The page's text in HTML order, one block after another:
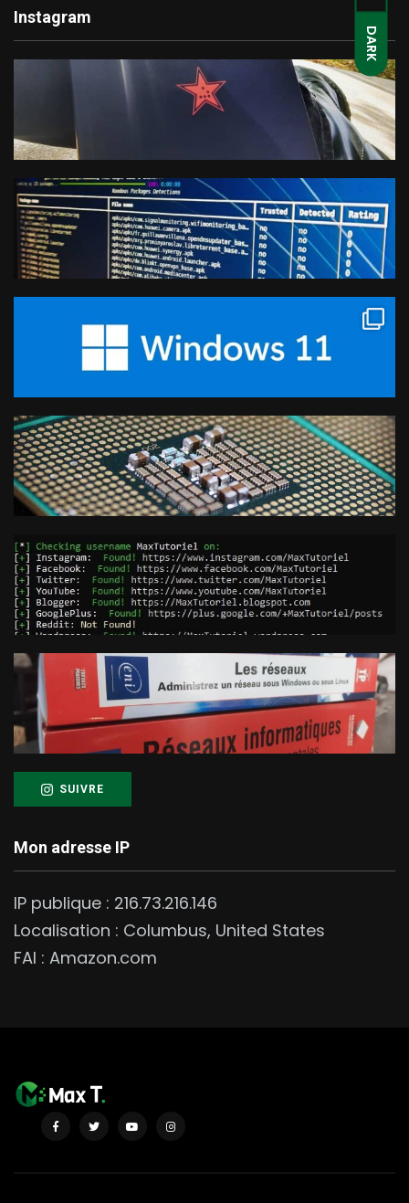
DARK
Instagram
SUIVRE
Mon adresse IP
IP publique : 216.73.216.146
Localisation : Columbus, United States
FAI : Amazon.com